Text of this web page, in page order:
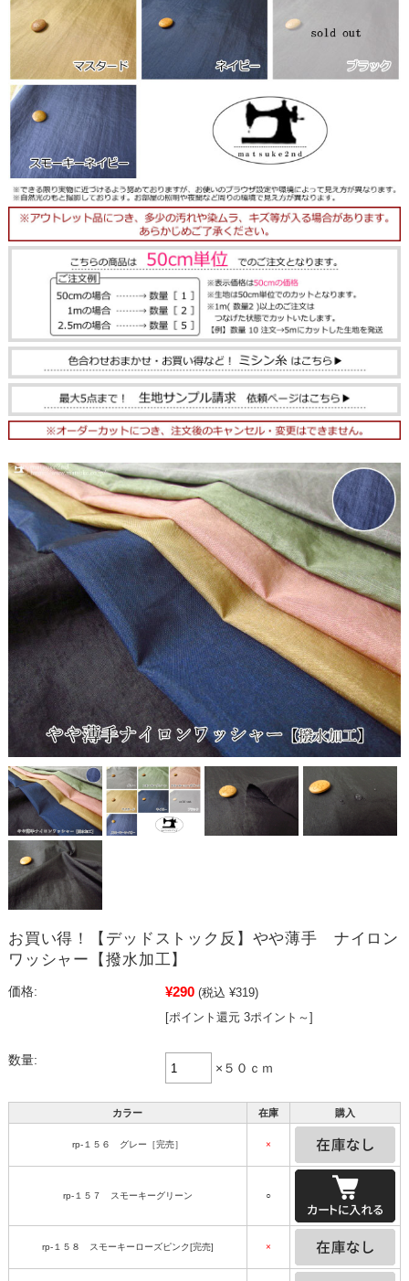
お買い得！【デッドストック反】やや薄手 ナイロン
ワッシャー【撥水加工】
価格: ¥290 (税込 ¥319)
[ポイント還元 3ポイント～]
数量:
×５０ｃｍ
カラー 在庫 購入
rp-１５６ グレー［完売］ ×
rp-１５７ スモーキーグリーン ○
rp-１５８ スモーキーローズピンク[完売] ×